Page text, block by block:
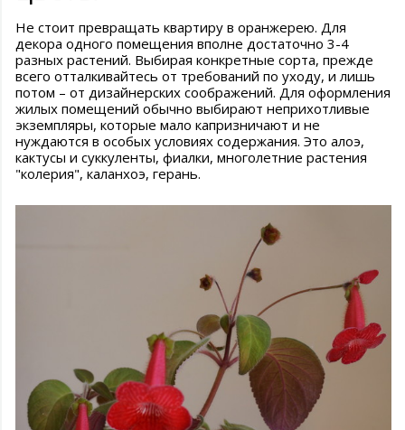
Не стоит превращать квартиру в оранжерею. Для
декора одного помещения вполне достаточно 3-4
разных растений. Выбирая конкретные сорта, прежде
всего отталкивайтесь от требований по уходу, и лишь
потом – от дизайнерских соображений. Для оформления
жилых помещений обычно выбирают неприхотливые
экземпляры, которые мало капризничают и не
нуждаются в особых условиях содержания. Это алоэ,
кактусы и суккуленты, фиалки, многолетние растения
"колерия", каланхоэ, герань.